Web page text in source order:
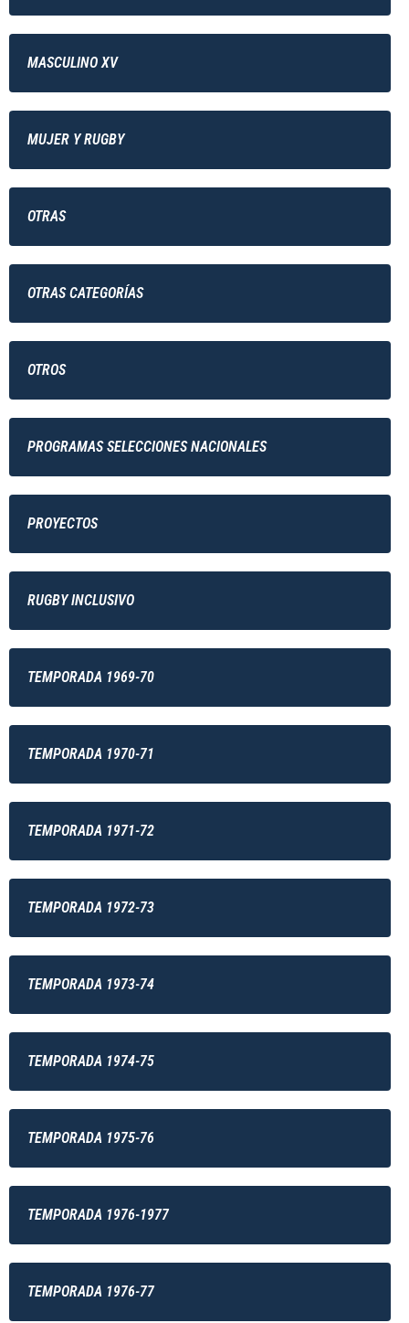
MASCULINO XV
MUJER Y RUGBY
OTRAS
OTRAS CATEGORÍAS
OTROS
PROGRAMAS SELECCIONES NACIONALES
PROYECTOS
RUGBY INCLUSIVO
TEMPORADA 1969-70
TEMPORADA 1970-71
TEMPORADA 1971-72
TEMPORADA 1972-73
TEMPORADA 1973-74
TEMPORADA 1974-75
TEMPORADA 1975-76
TEMPORADA 1976-1977
TEMPORADA 1976-77